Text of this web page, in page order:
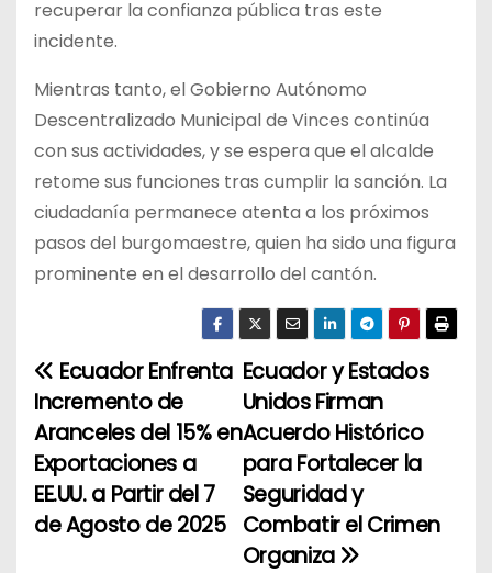
recuperar la confianza pública tras este
incidente.
Mientras tanto, el Gobierno Autónomo
Descentralizado Municipal de Vinces continúa
con sus actividades, y se espera que el alcalde
retome sus funciones tras cumplir la sanción. La
ciudadanía permanece atenta a los próximos
pasos del burgomaestre, quien ha sido una figura
prominente en el desarrollo del cantón.
N
a
v
e
Ecuador y Estados
Unidos Firman
Acuerdo Histórico
para Fortalecer la
Seguridad y
Combatir el Crimen
Organiza
Ecuador Enfrenta
Incremento de
Aranceles del 15% en
Exportaciones a
EE.UU. a Partir del 7
de Agosto de 2025